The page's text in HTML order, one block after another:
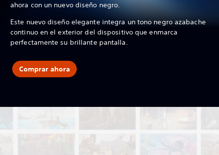
ahora con un nuevo diseño negro.
Este nuevo diseño elegante integra un tono negro azabache
continuo en el exterior del dispositivo que enmarca
perfectamente su brillante pantalla.
Comprar ahora